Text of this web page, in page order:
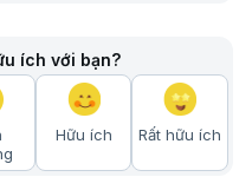
ích với bạn?
Hữu ích Rất hữu ích